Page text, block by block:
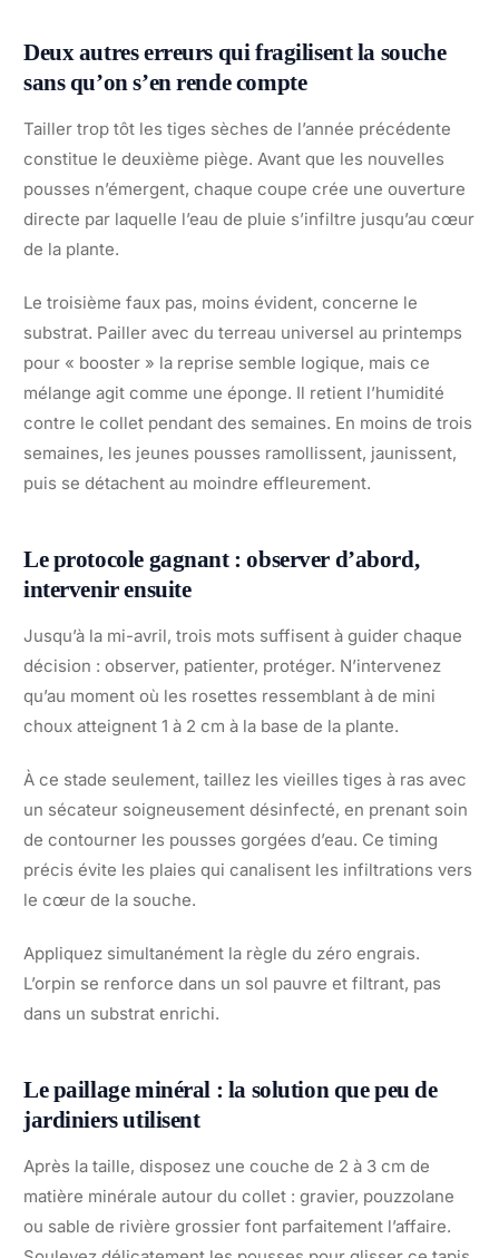
Deux autres erreurs qui fragilisent la souche
sans qu’on s’en rende compte
Tailler trop tôt les tiges sèches de l’année précédente
constitue le deuxième piège. Avant que les nouvelles
pousses n’émergent, chaque coupe crée une ouverture
directe par laquelle l’eau de pluie s’infiltre jusqu’au cœur
de la plante.
Le troisième faux pas, moins évident, concerne le
substrat. Pailler avec du terreau universel au printemps
pour « booster » la reprise semble logique, mais ce
mélange agit comme une éponge. Il retient l’humidité
contre le collet pendant des semaines. En moins de trois
semaines, les jeunes pousses ramollissent, jaunissent,
puis se détachent au moindre effleurement.
Le protocole gagnant : observer d’abord,
intervenir ensuite
Jusqu’à la mi-avril, trois mots suffisent à guider chaque
décision : observer, patienter, protéger. N’intervenez
qu’au moment où les rosettes ressemblant à de mini
choux atteignent 1 à 2 cm à la base de la plante.
À ce stade seulement, taillez les vieilles tiges à ras avec
un sécateur soigneusement désinfecté, en prenant soin
de contourner les pousses gorgées d’eau. Ce timing
précis évite les plaies qui canalisent les infiltrations vers
le cœur de la souche.
Appliquez simultanément la règle du zéro engrais.
L’orpin se renforce dans un sol pauvre et filtrant, pas
dans un substrat enrichi.
Le paillage minéral : la solution que peu de
jardiniers utilisent
Après la taille, disposez une couche de 2 à 3 cm de
matière minérale autour du collet : gravier, pouzzolane
ou sable de rivière grossier font parfaitement l’affaire.